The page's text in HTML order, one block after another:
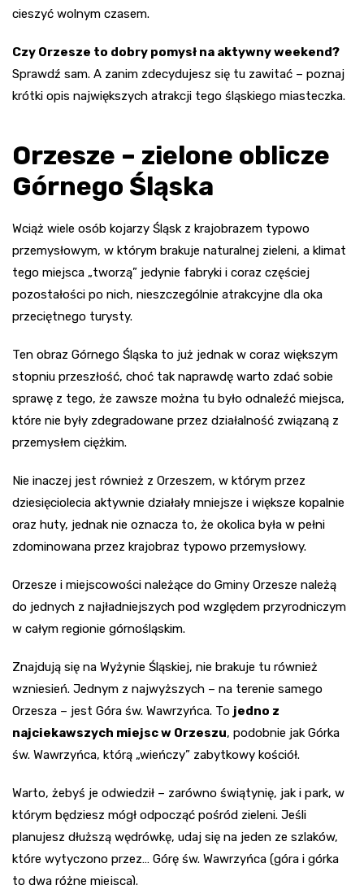
cieszyć wolnym czasem.
Czy Orzesze to dobry pomysł na aktywny weekend?
Sprawdź sam. A zanim zdecydujesz się tu zawitać – poznaj
krótki opis największych atrakcji tego śląskiego miasteczka.
Orzesze – zielone oblicze
Górnego Śląska
Wciąż wiele osób kojarzy Śląsk z krajobrazem typowo
przemysłowym, w którym brakuje naturalnej zieleni, a klimat
tego miejsca „tworzą” jedynie fabryki i coraz częściej
pozostałości po nich, nieszczególnie atrakcyjne dla oka
przeciętnego turysty.
Ten obraz Górnego Śląska to już jednak w coraz większym
stopniu przeszłość, choć tak naprawdę warto zdać sobie
sprawę z tego, że zawsze można tu było odnaleźć miejsca,
które nie były zdegradowane przez działalność związaną z
przemysłem ciężkim.
Nie inaczej jest również z Orzeszem, w którym przez
dziesięciolecia aktywnie działały mniejsze i większe kopalnie
oraz huty, jednak nie oznacza to, że okolica była w pełni
zdominowana przez krajobraz typowo przemysłowy.
Orzesze i miejscowości należące do Gminy Orzesze należą
do jednych z najładniejszych pod względem przyrodniczym
w całym regionie górnośląskim.
Znajdują się na Wyżynie Śląskiej, nie brakuje tu również
wzniesień. Jednym z najwyższych – na terenie samego
Orzesza – jest Góra św. Wawrzyńca. To jedno z
najciekawszych miejsc w Orzeszu, podobnie jak Górka
św. Wawrzyńca, którą „wieńczy” zabytkowy kościół.
Warto, żebyś je odwiedził – zarówno świątynię, jak i park, w
którym będziesz mógł odpocząć pośród zieleni. Jeśli
planujesz dłuższą wędrówkę, udaj się na jeden ze szlaków,
które wytyczono przez… Górę św. Wawrzyńca (góra i górka
to dwa różne miejsca).